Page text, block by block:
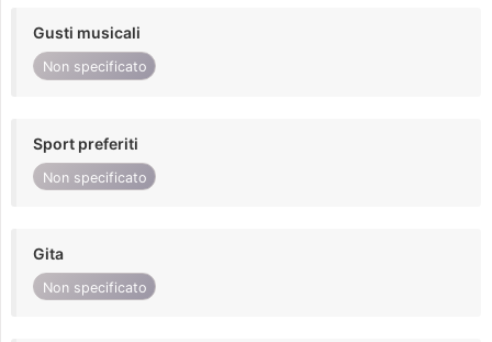
Gusti musicali
Non specificato
Sport preferiti
Non specificato
Gita
Non specificato